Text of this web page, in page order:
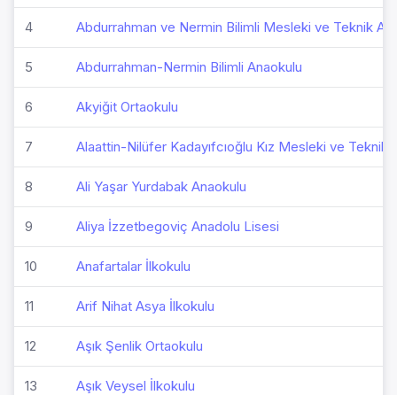
4 Abdurrahman ve Nermin Bilimli Mesleki ve Teknik
5 Abdurrahman-Nermin Bilimli Anaokulu
6 Akyiğit Ortaokulu
7 Alaattin-Nilüfer Kadayıfcıoğlu Kız Mesleki ve Teknik
8 Ali Yaşar Yurdabak Anaokulu
9 Aliya İzzetbegoviç Anadolu Lisesi
10 Anafartalar İlkokulu
11 Arif Nihat Asya İlkokulu
12 Aşık Şenlik Ortaokulu
13 Aşık Veysel İlkokulu